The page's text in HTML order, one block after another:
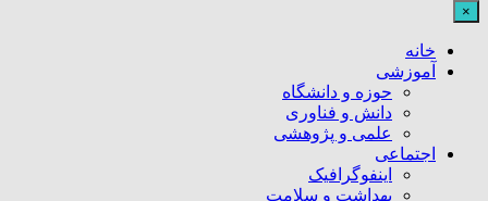
×
خانه
آموزشی
حوزه و دانشگاه
دانش و فناوری
علمی و پژوهشی
اجتماعی
اینفوگرافیک
بهداشت و سلامت